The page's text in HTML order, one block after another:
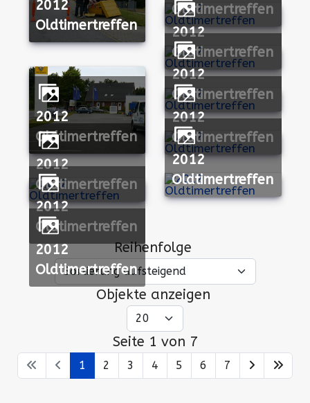
2012
Oldtimertreffen
2012
Oldtimertreffen
2012
Oldtimertreffen
2012
Oldtimertreffen
2012
Oldtimertreffen
2012
Oldtimertreffen
2012
Oldtimertreffen
2012
Oldtimertreffen
Reihenfolge
Objekte anzeigen
Seite 1 von 7
1 2 3 4 5 6 7